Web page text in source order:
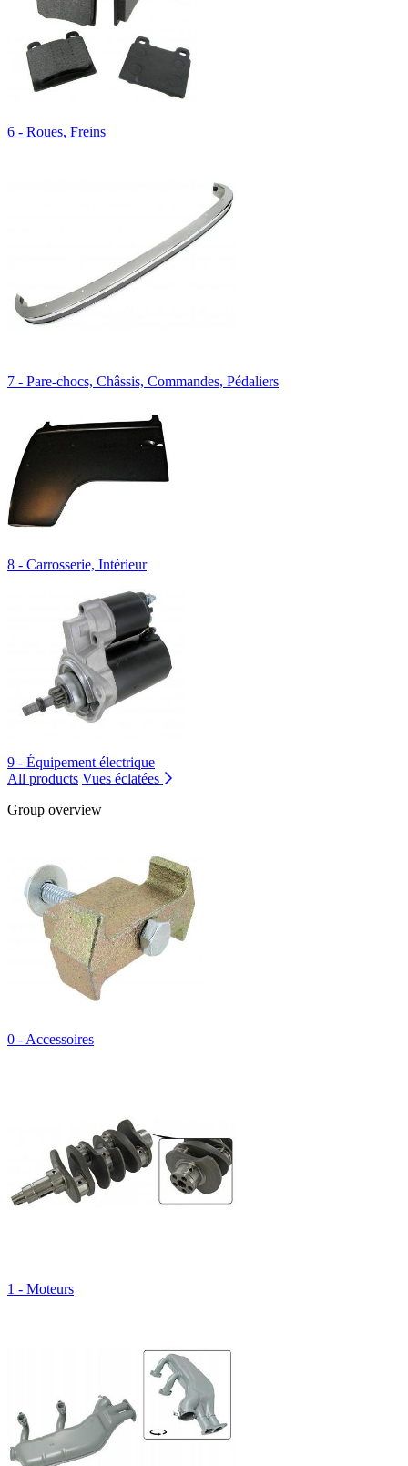
6 - Roues, Freins
7 - Pare-chocs, Châssis, Commandes, Pédaliers
8 - Carrosserie, Intérieur
9 - Équipement électrique
All products Vues éclatées
Group overview
0 - Accessoires
1 - Moteurs